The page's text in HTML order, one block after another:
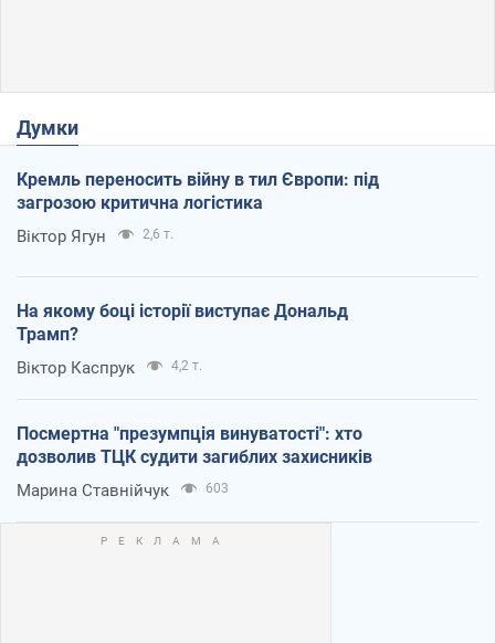
Думки
Кремль переносить війну в тил Європи: під
загрозою критична логістика
Віктор Ягун 2,6 т.
На якому боці історії виступає Дональд
Трамп?
Віктор Каспрук 4,2 т.
Посмертна "презумпція винуватості": хто
дозволив ТЦК судити загиблих захисників
Марина Ставнійчук 603